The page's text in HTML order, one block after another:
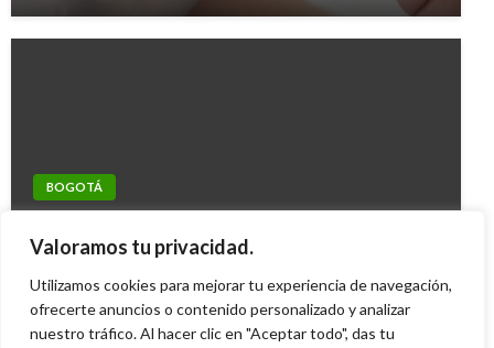
Valoramos tu privacidad.
Utilizamos cookies para mejorar tu experiencia de navegación,
ofrecerte anuncios o contenido personalizado y analizar
nuestro tráfico. Al hacer clic en "Aceptar todo", das tu
BOGOTÁ
COVID-19 en Bogotá hoy 24 de enero de 2023
Giovanni Alarcón M. martes enero 24, 2023
BOGOTÁ
Arranca en firme licitación de La Nueva
Giovanni Alarcón M. lunes octubre 22, 2018